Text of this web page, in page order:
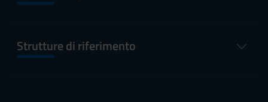
Strutture di riferimento